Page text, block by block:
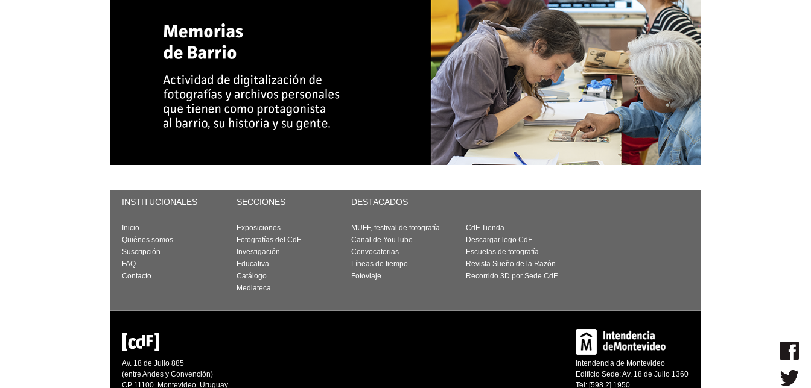
INSTITUCIONALES SECCIONES DESTACADOS
Inicio
Quiénes somos
Suscripción
FAQ
Contacto
Exposiciones
Fotografías del CdF
Investigación
Educativa
Catálogo
Mediateca
MUFF, festival de fotografía
Canal de YouTube
Convocatorias
Líneas de tiempo
Fotoviaje
CdF Tienda
Descargar logo CdF
Escuelas de fotografía
Revista Sueño de la Razón
Recorrido 3D por Sede CdF
Av. 18 de Julio 885
(entre Andes y Convención)
CP 11100. Montevideo. Uruguay
Intendencia de Montevideo
Edificio Sede: Av. 18 de Julio 1360
Tel: [598 2] 1950